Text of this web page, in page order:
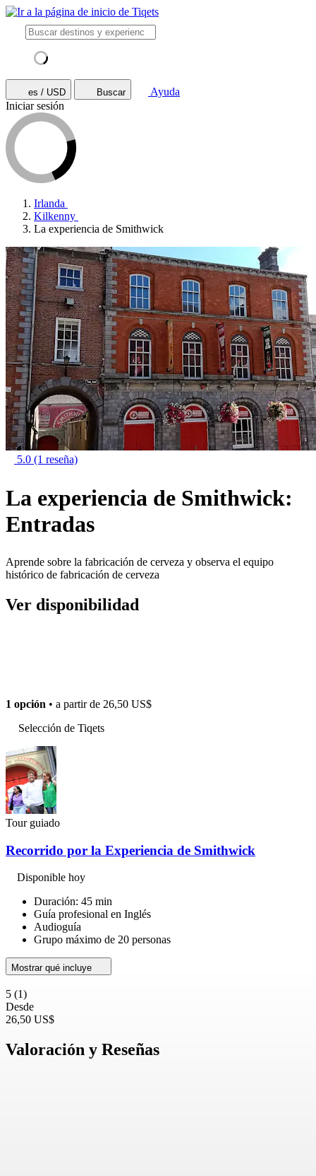
es / USD Buscar
Ayuda
Iniciar sesión
Irlanda
Kilkenny
La experiencia de Smithwick
5.0 (1 reseña)
La experiencia de Smithwick:
Entradas
Aprende sobre la fabricación de cerveza y observa el equipo
histórico de fabricación de cerveza
Ver disponibilidad
1 opción • a partir de 26,50 US$
Selección de Tiqets
Tour guiado
Recorrido por la Experiencia de Smithwick
Disponible hoy
Duración: 45 min
Guía profesional en Inglés
Audioguía
Grupo máximo de 20 personas
Mostrar qué incluye
5 (1)
Desde
26,50 US$
Valoración y Reseñas